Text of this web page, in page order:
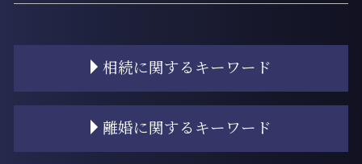
相続に関するキーワード
相続放棄 期間
相続 寄与分
離婚に関するキーワード